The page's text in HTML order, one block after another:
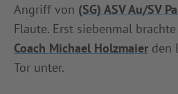
Angriff von (SG) ASV Au/SV
Flaute. Erst siebenmal
Coach Michael Holzmaier den
Tor unter.